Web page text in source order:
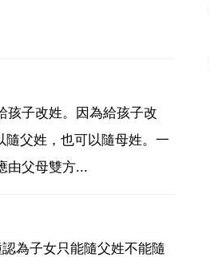
孩子改姓。因為給孩子改
父姓，也可以隨母姓。一
由父母雙方...
為子女只能隨父姓不能隨